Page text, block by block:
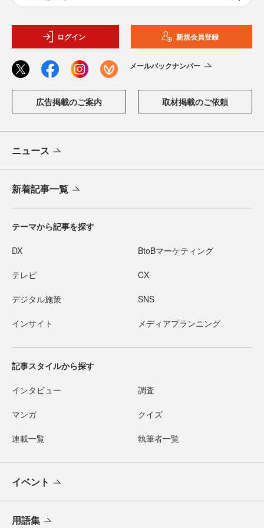
ログイン 新規会員登録
メールバックナンバー
広告掲載のご案内 取材掲載のご依頼
ニュース
新着記事一覧
テーマから記事を探す
DX BtoBマーケティング
テレビ CX
デジタル施策 SNS
インサイト メディアプランニング
記事スタイルから探す
インタビュー 調査
マンガ クイズ
連載一覧 執筆者一覧
イベント
用語集